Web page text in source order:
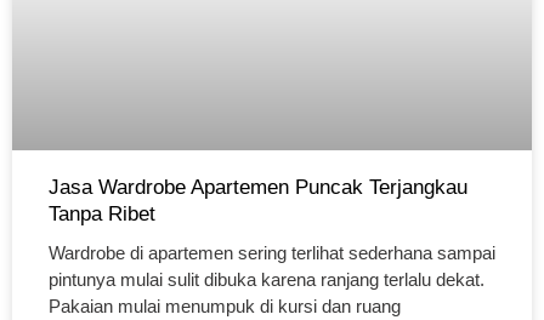
Jasa Wardrobe Apartemen Puncak Terjangkau
Tanpa Ribet
Wardrobe di apartemen sering terlihat sederhana sampai
pintunya mulai sulit dibuka karena ranjang terlalu dekat.
Pakaian mulai menumpuk di kursi dan ruang